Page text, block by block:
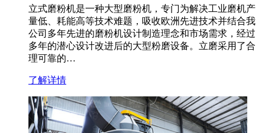
立式磨粉机是一种大型磨粉机，专门为解决工业磨机产
量低、耗能高等技术难题，吸收欧洲先进技术并结合我
公司多年先进的磨粉机设计制造理念和市场需求，经过
多年的潜心设计改进后的大型粉磨设备。立磨采用了合
理可靠的…
了解详情